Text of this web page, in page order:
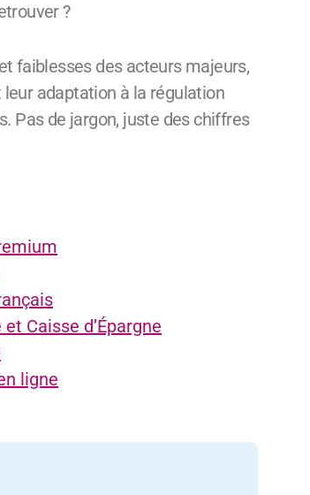
?
faiblesses des acteurs majeurs,
adaptation à la régulation
Pas de jargon, juste des chiffres
Caisse d’Épargne
ligne